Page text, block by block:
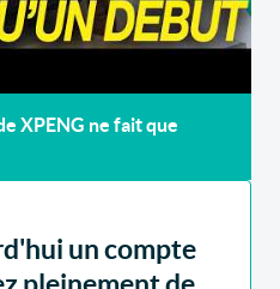
XPENG ne fait que
un compte